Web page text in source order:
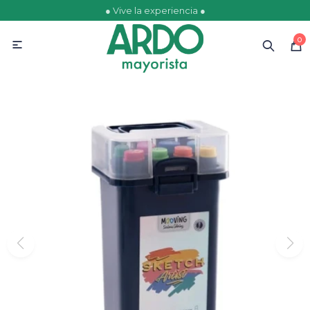
● Vive la experiencia ●
0
 Ofertas Escolares
Comestibles